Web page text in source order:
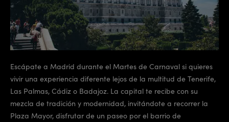
Escápate a Madrid durante el Martes de Carnaval si quieres
vivir una experiencia diferente lejos de la multitud de Tenerife,
Las Palmas, Cádiz o Badajoz. La capital te recibe con su
mezcla de tradición y modernidad, invitándote a recorrer la
Plaza Mayor, disfrutar de un paseo por el barrio de